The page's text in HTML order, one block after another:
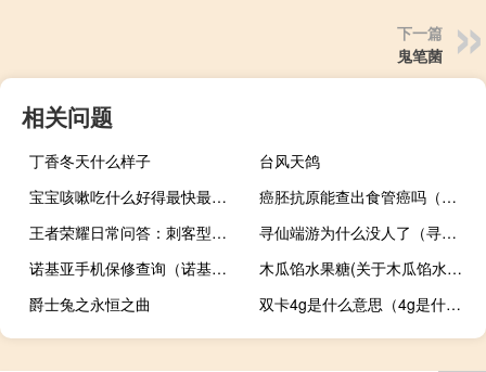
下一篇
鬼笔菌
相关问题
丁香冬天什么样子
台风天鸽
宝宝咳嗽吃什么好得最快最有效（宝宝咳嗽吃什么好的快）
癌胚抗原能查出食管癌吗（癌胚抗原能查出癌症吗）
王者荣耀日常问答：刺客型英雄需要在项羽的控制技能交出后进场
寻仙端游为什么没人了（寻仙骑宠）
诺基亚手机保修查询（诺基亚官方售后服务网站查询）
木瓜馅水果糖(关于木瓜馅水果糖的简介)
爵士兔之永恒之曲
双卡4g是什么意思（4g是什么意思）